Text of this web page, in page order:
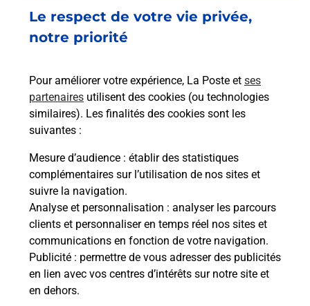
Le respect de votre vie privée,
notre priorité
Pour améliorer votre expérience, La Poste et ses
partenaires utilisent des cookies (ou technologies
similaires). Les finalités des cookies sont les
suivantes :
Mesure d’audience : établir des statistiques
complémentaires sur l’utilisation de nos sites et
suivre la navigation.
Analyse et personnalisation : analyser les parcours
clients et personnaliser en temps réel nos sites et
communications en fonction de votre navigation.
Publicité : permettre de vous adresser des publicités
en lien avec vos centres d’intérêts sur notre site et
en dehors.
La Poste
en ligne
Questions fréquemment posées
Quel réseau utilise La Poste Mobile ?